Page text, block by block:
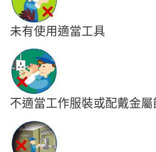
未有使用適當工具
不適當工作服裝或配戴金屬